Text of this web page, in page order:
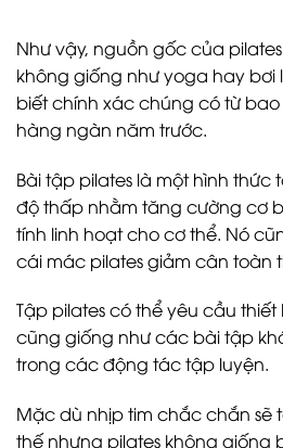
Như vậy, nguồn gốc của
không giống như yoga hay bơi
biết chính xác chúng có từ
hàng ngàn năm trước.
Bài tập pilates là một hình
độ thấp nhằm tăng cường cơ
tính linh hoạt cho cơ thể. Nó
cái mác pilates giảm cân toàn
Tập pilates có thể yêu cầu
cũng giống như các bài tập
trong các động tác tập luyện.
Mặc dù nhịp tim chắc chắn sẽ
thế nhưng pilates không giống